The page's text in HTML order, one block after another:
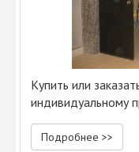
Купить или
индивидуальному
Подробнее >>